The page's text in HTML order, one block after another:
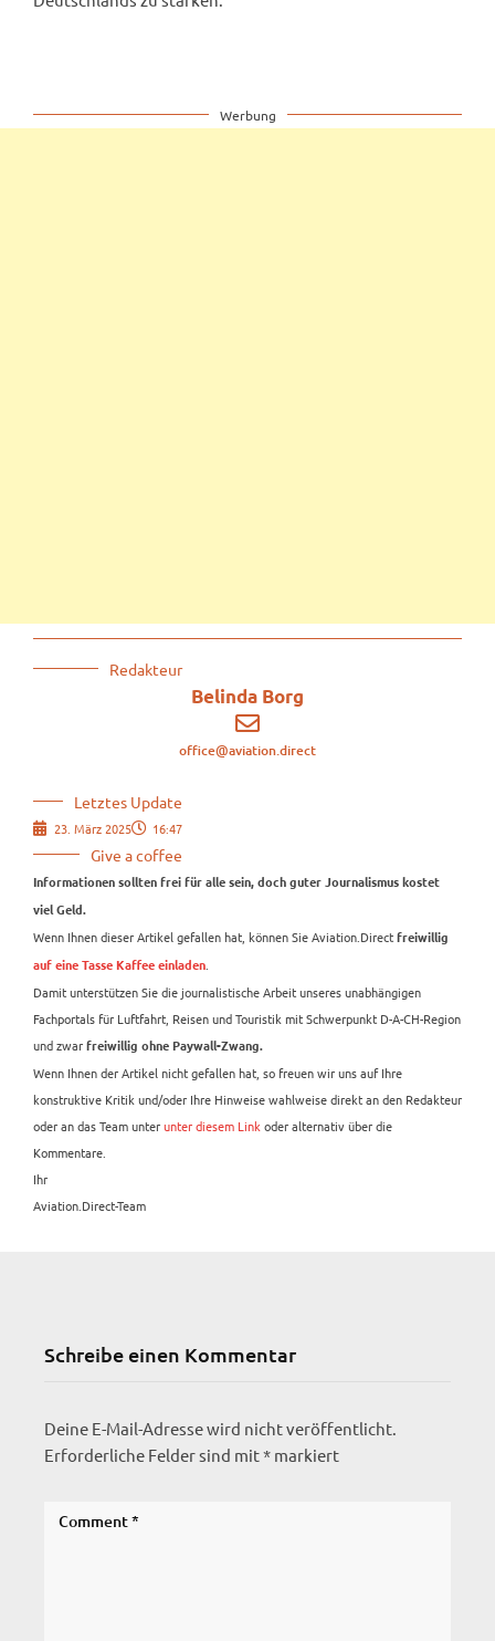
Redakteur
Belinda Borg
office@aviation.direct
Letztes Update
23. März 2025 16:47
Give a coffee
Informationen sollten frei für alle sein, doch guter Journalismus kostet
viel Geld.
Wenn Ihnen dieser Artikel gefallen hat, können Sie Aviation.Direct freiwillig
auf eine Tasse Kaffee einladen
Damit unterstützen Sie die journalistische Arbeit unseres unabhängigen
Fachportals für Luftfahrt, Reisen und Touristik mit Schwerpunkt D-A-CH-Region
und zwar freiwillig ohne Paywall-Zwang.
Wenn Ihnen der Artikel nicht gefallen hat, so freuen wir uns auf Ihre
konstruktive Kritik und/oder Ihre Hinweise wahlweise direkt an den Redakteur
oder an das Team unterunter diesem Link oder alternativ über die
Kommentare.
Ihr
Aviation.Direct-Team
Werbung
Schreibe einen Kommentar
Deine E-Mail-Adresse wird nicht veröffentlicht.
Erforderliche Felder sind mit* markiert